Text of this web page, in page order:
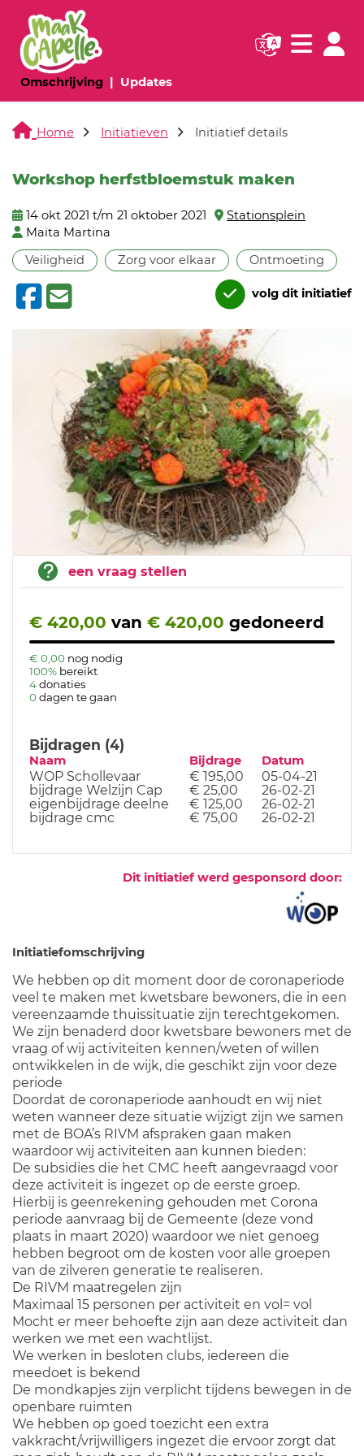
Omschrijving(huidige pagina)
Updates(huidige pagina)
Navigatie
Home Initiatieven Initiatief details
Workshop herfstbloemstuk maken
14 okt 2021 t/m 21 oktober 2021
Stationsplein
Maita Martina
Veiligheid
Zorg voor elkaar Ontmoeting
volg dit initiatief
een vraag stellen
€ 420,00 van € 420,00 gedoneerd
€ 0,00 nog nodig
100% bereikt
4donaties
0 dagen te gaan
Bijdragen (4)
Naam Bijdrage Datum
WOP Schollevaar € 195,00
05-04-21
bijdrage Welzijn Cap
€ 25,00
26-02-21
eigenbijdrage deelne
€ 125,00
26-02-21
bijdrage cmc
€ 75,00 26-02-21
Dit initiatief werd gesponsord door:
Initiatiefomschrijving
We hebben op dit moment door de coronaperiode
veel te maken met kwetsbare bewoners, die in een
vereenzaamde thuissituatie zijn terechtgekomen.
We zijn benaderd door kwetsbare bewoners met de
vraag of wij activiteiten kennen/weten of willen
ontwikkelen in de wijk, die geschikt zijn voor deze
periode
Doordat de coronaperiode aanhoudt en wij niet
weten wanneer deze situatie wijzigt zijn we samen
met de BOA’s RIVM afspraken gaan maken
waardoor wij activiteiten aan kunnen bieden:
De subsidies die het CMC heeft aangevraagd voor
deze activiteit is ingezet op de eerste groep.
Hierbij is geenrekening gehouden met Corona
periode aanvraag bij de Gemeente (deze vond
plaats in maart 2020) waardoor we niet genoeg
hebben begroot om de kosten voor alle groepen
van de zilveren generatie te realiseren.
De RIVM maatregelen zijn
Maximaal 15 personen per activiteit en vol= vol
Mocht er meer behoefte zijn aan deze activiteit dan
werken we met een wachtlijst.
We werken in besloten clubs, iedereen die
meedoet is bekend
De mondkapjes zijn verplicht tijdens bewegen in de
openbare ruimten
We hebben op goed toezicht een extra
vakkracht/vrijwilligers ingezet die ervoor zorgt dat